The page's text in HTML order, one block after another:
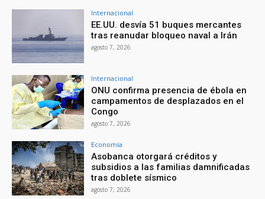
Internacional
EE.UU. desvía 51 buques mercantes
tras reanudar bloqueo naval a Irán
agosto 7, 2026
Internacional
ONU confirma presencia de ébola en
campamentos de desplazados en el
Congo
agosto 7, 2026
Economía
Asobanca otorgará créditos y
subsidios a las familias damnificadas
tras doblete sísmico
agosto 7, 2026